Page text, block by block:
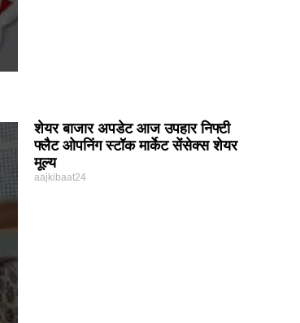
शेयर बाजार अपडेट आज उपहार निफ्टी
फ्लैट ओपनिंग स्टॉक मार्केट सेंसेक्स शेयर
मूल्य
aajkibaat24